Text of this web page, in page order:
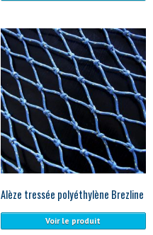
Alèze tressée polyéthylène Brezline
Voir le produit